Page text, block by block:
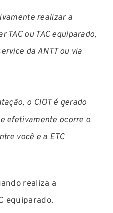
realizar a
TAC ou TAC equiparado,
da ANTT ou via
o CIOT é gerado
efetivamente ocorre o
você e a ETC
realiza a
equiparado.